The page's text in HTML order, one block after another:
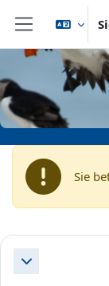
Zum Hauptinhalt
Website-
Startseite
Sie
Einklappen